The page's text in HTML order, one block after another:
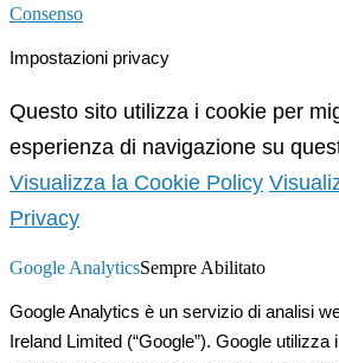
Consenso
Impostazioni privacy
Questo sito utilizza i cookie per
esperienza di navigazione su
Visualizza la Cookie Policy
Privacy
Google AnalyticsSempre Abilitato
Google Analytics è un servizio di analisi
Ireland Limited (“Google”). Google